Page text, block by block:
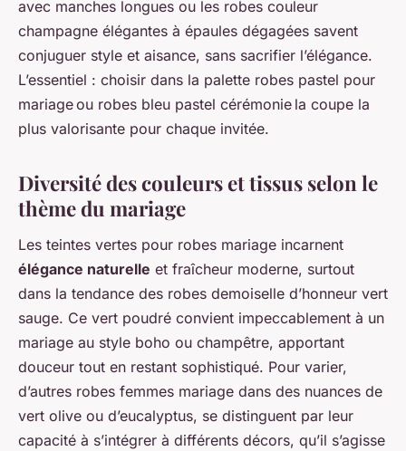
avec manches longues ou les robes couleur
champagne élégantes à épaules dégagées savent
conjuguer style et aisance, sans sacrifier l’élégance.
L’essentiel : choisir dans la palette robes pastel pour
mariage ou robes bleu pastel cérémonie la coupe la
plus valorisante pour chaque invitée.
Diversité des couleurs et tissus selon le
thème du mariage
Les teintes vertes pour robes mariage incarnent
élégance naturelle et fraîcheur moderne, surtout
dans la tendance des robes demoiselle d’honneur vert
sauge. Ce vert poudré convient impeccablement à un
mariage au style boho ou champêtre, apportant
douceur tout en restant sophistiqué. Pour varier,
d’autres robes femmes mariage dans des nuances de
vert olive ou d’eucalyptus, se distinguent par leur
capacité à s’intégrer à différents décors, qu’il s’agisse